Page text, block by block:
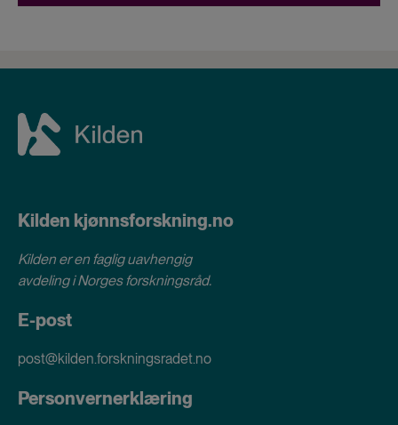
Kilden kjønnsforskning.no
Kilden er en faglig uavhengig
avdeling iNorges forskningsråd.
E-post
post@kilden.forskningsradet.no
Personvernerklæring